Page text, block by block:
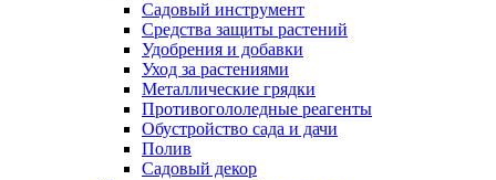
Садовый инструмент
Средства защиты растений
Удобрения и добавки
Уход за растениями
Металлические грядки
Противогололедные реагенты
Обустройство сада и дачи
Полив
Садовый декор